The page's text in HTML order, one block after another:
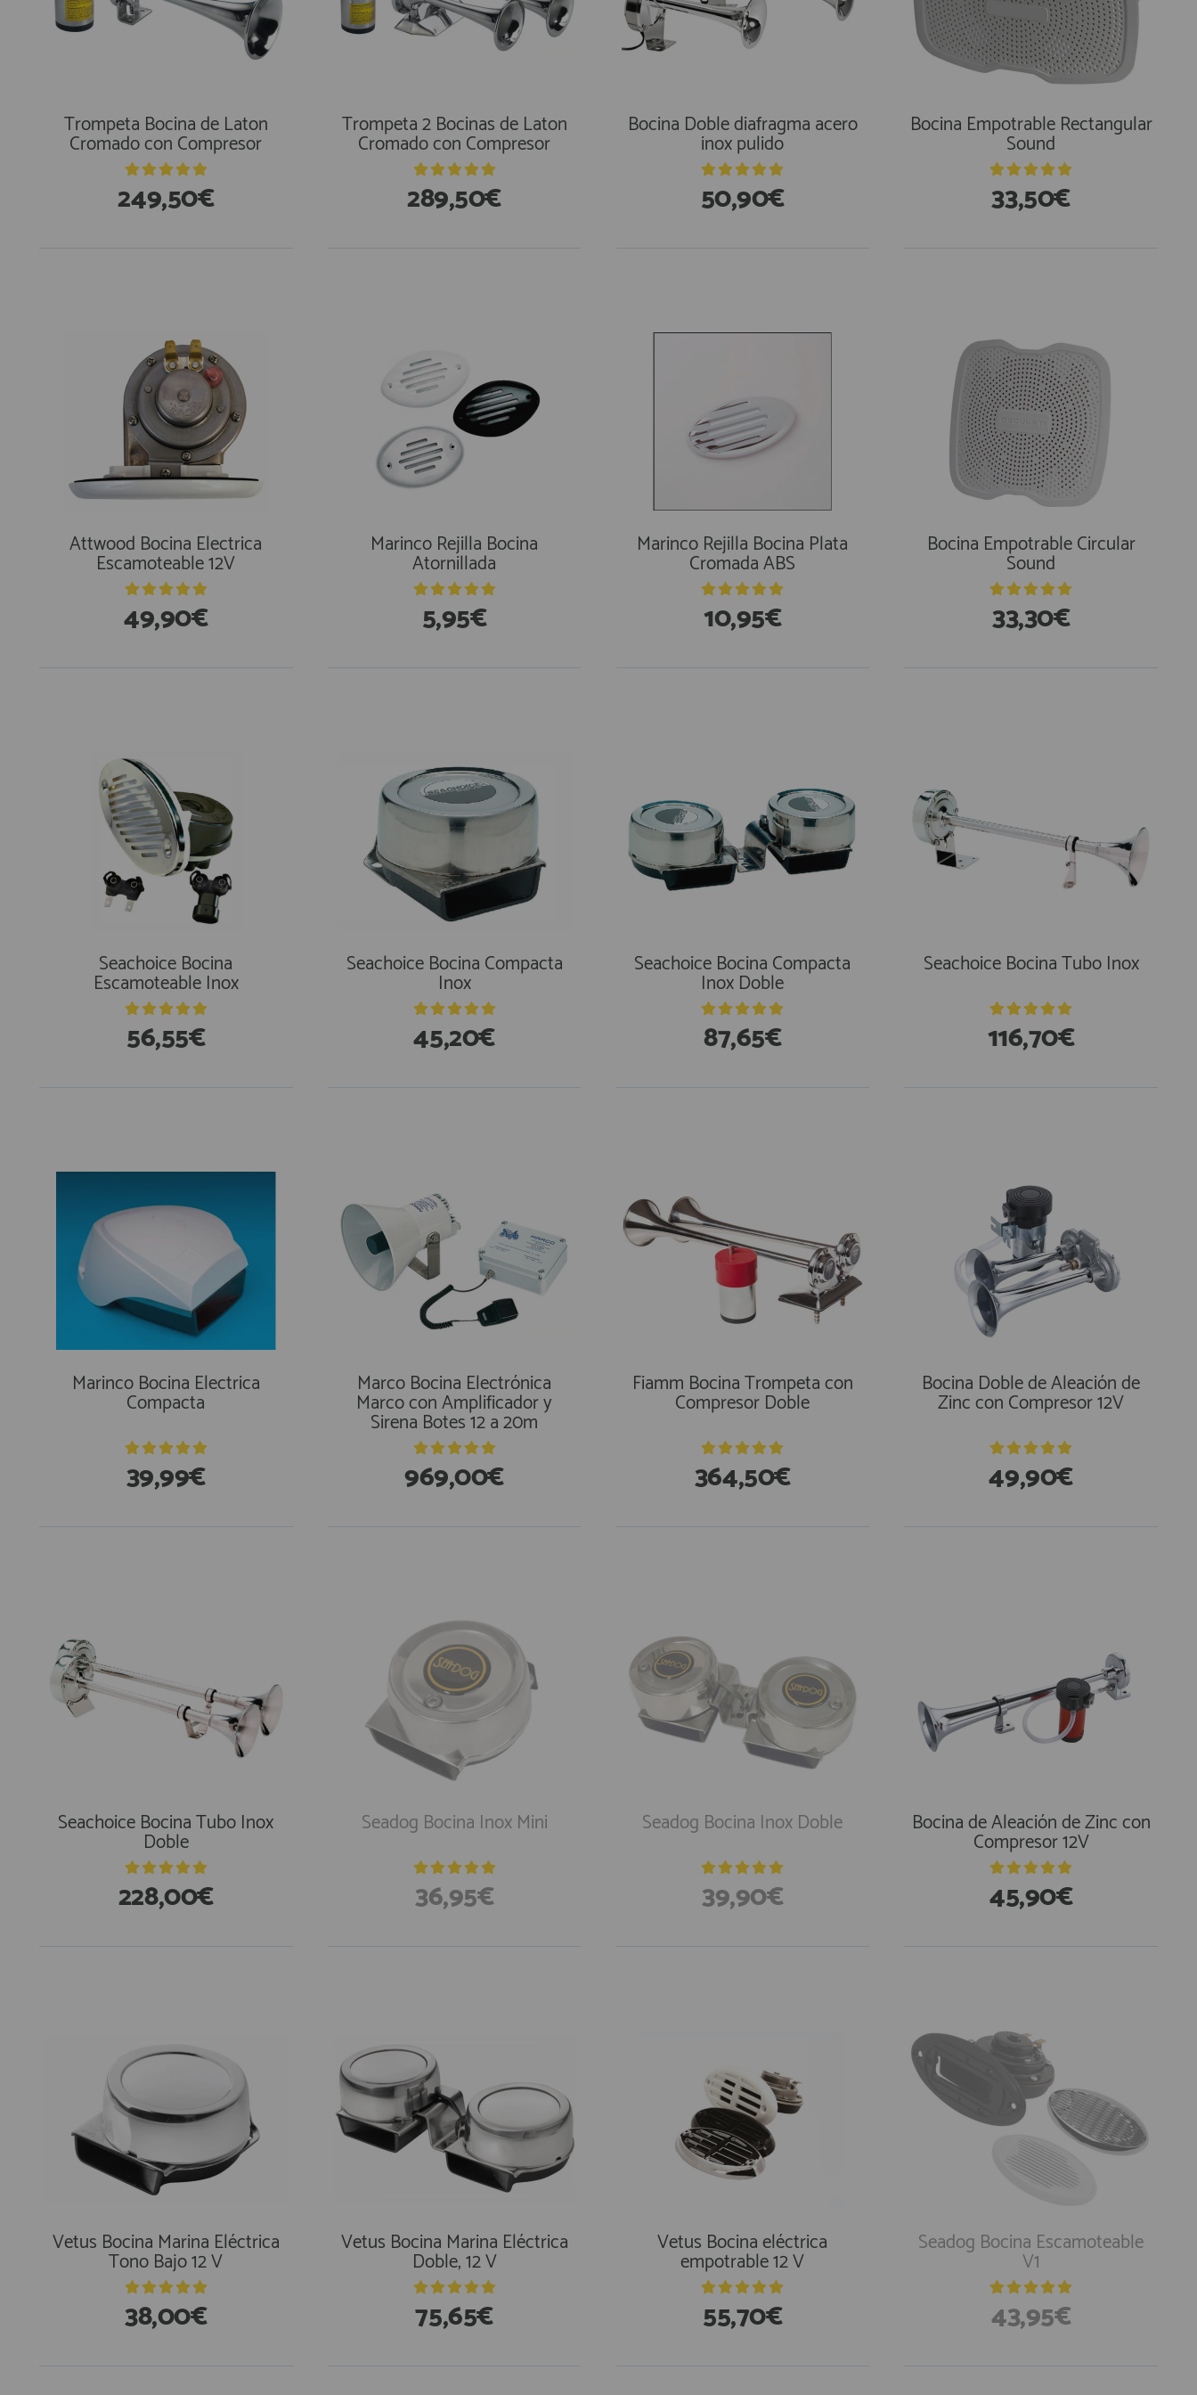
910 60 71 03
HORARIO de TIENDA:
de 10:00 a 20:00 de Lunes a Viernes
Trompeta Bocina de Laton
Cromado con Compresor
249,50€
Trompeta 2 Bocinas de Laton
Cromado con Compresor
289,50€
Bocina Doble diafragma acero
inox pulido
50,90€
Bocina Empotrable Rectangular
Sound
33,50€
Attwood Bocina Electrica
Escamoteable 12V
49,90€
Marinco Rejilla Bocina
Atornillada
5,95€
Marinco Rejilla Bocina Plata
Cromada ABS
10,95€
Bocina Empotrable Circular
Sound
33,30€
Seachoice Bocina
Escamoteable Inox
56,55€
Seachoice Bocina Compacta
Inox
45,20€
Seachoice Bocina Compacta
Inox Doble
87,65€
Seachoice Bocina Tubo Inox
116,70€
Marinco Bocina Electrica
Compacta
39,99€
Marco Bocina Electrónica
Marco con Amplificador y
Sirena Botes 12 a 20m
969,00€
Fiamm Bocina Trompeta con
Compresor Doble
364,50€
Bocina Doble de Aleación de
Zinc con Compresor 12V
49,90€
Seachoice Bocina Tubo Inox
Doble
228,00€
Seadog Bocina Inox Mini
36,95€
Seadog Bocina Inox Doble
39,90€
Bocina de Aleación de Zinc con
Compresor 12V
45,90€
Vetus Bocina Marina Eléctrica
Tono Bajo 12 V
38,00€
Vetus Bocina Marina Eléctrica
Doble, 12 V
75,65€
Vetus Bocina eléctrica
empotrable 12 V
55,70€
Seadog Bocina Escamoteable
V1
43,95€